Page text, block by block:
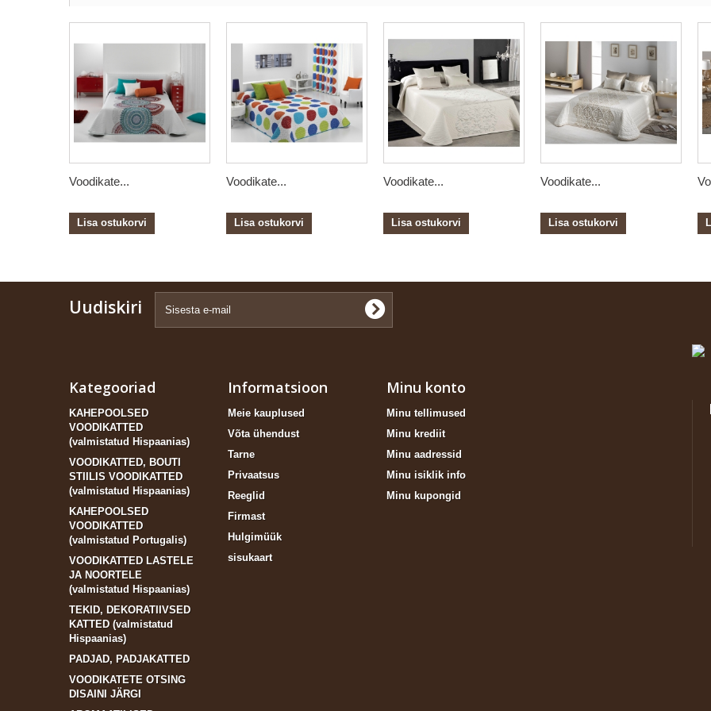
Voodikate...
Lisa ostukorvi
Voodikate...
Lisa ostukorvi
Voodikate...
Lisa ostukorvi
Voodikate...
Lisa ostukorvi
Uudiskiri
Kategooriad
KAHEPOOLSED
VOODIKATTED
(valmistatud Hispaanias)
VOODIKATTED, BOUTI
STIILIS VOODIKATTED
(valmistatud Hispaanias)
KAHEPOOLSED
VOODIKATTED
(valmistatud Portugalis)
VOODIKATTED LASTELE
JA NOORTELE
(valmistatud Hispaanias)
TEKID, DEKORATIIVSED
KATTED (valmistatud
Hispaanias)
PADJAD, PADJAKATTED
VOODIKATETE OTSING
DISAINI JÄRGI
Informatsioon
Meie kauplused
Võta ühendust
Tarne
Privaatsus
Reeglid
Firmast
Hulgimüük
sisukaart
Minu konto
Minu tellimused
Minu krediit
Minu aadressid
Minu isiklik info
Minu kupongid